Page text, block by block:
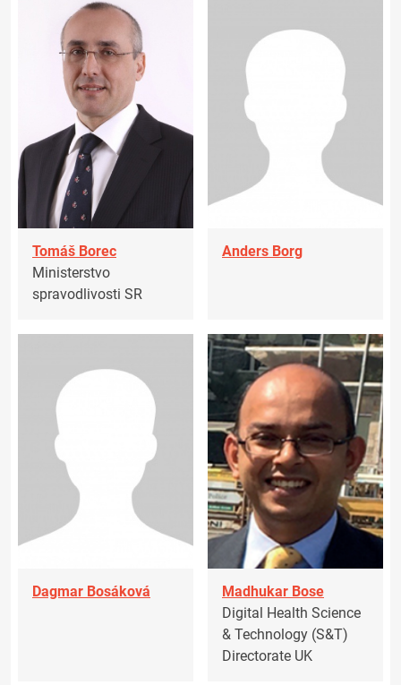
Tomáš Borec
Ministerstvo
spravodlivosti SR
Anders Borg
Dagmar Bosáková
Madhukar Bose
Digital Health Science
& Technology (S&T)
Directorate UK